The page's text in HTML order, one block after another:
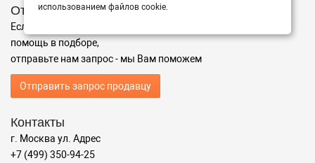
Отправить запрос
Если Вы не нашли нужные запчасти, или Вам требуется
помощь в подборе,
отправьте нам запрос - мы Вам поможем
Отправить запрос продавцу
Контакты
г. Москва ул. Адрес
+7 (499) 350-94-25
использованием файлов cookie.